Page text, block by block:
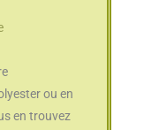
ou en
en trouvez